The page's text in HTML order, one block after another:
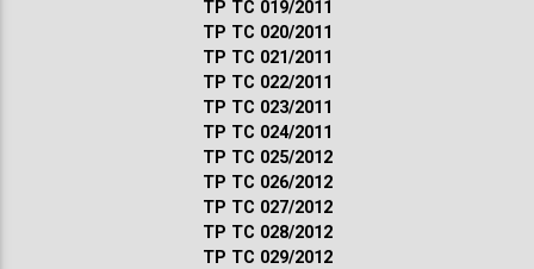
ТР ТС 019/2011
ТР ТС 020/2011
ТР ТС 021/2011
ТР ТС 022/2011
ТР ТС 023/2011
ТР ТС 024/2011
ТР ТС 025/2012
ТР ТС 026/2012
ТР ТС 027/2012
ТР ТС 028/2012
ТР ТС 029/2012